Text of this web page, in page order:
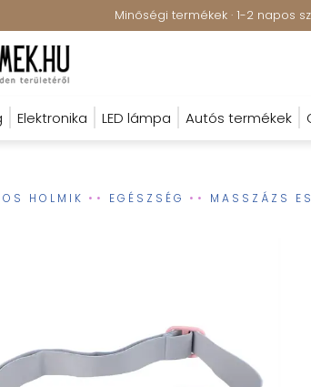
Minőségi termékek · 1-2 napos
Elektronika LED lámpa Autós termékek
HOLMIK EGÉSZSÉG MASSZÁZS